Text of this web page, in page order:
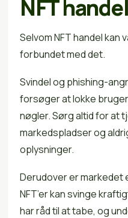
NFT handel
Selvom NFT handel
forbundet med det.
Svindel og phishing-
forsøger at lokke
nøgler. Sørg altid for at
markedspladser og
oplysninger.
Derudover er markedet
NFT’er kan svinge
har råd til at tabe, og